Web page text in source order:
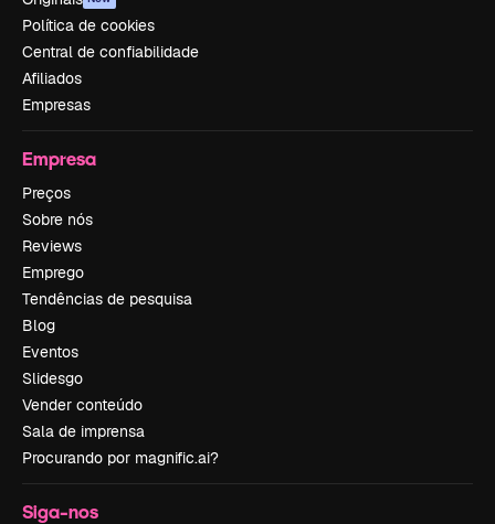
Política de cookies
Central de confiabilidade
Afiliados
Empresas
Empresa
Preços
Sobre nós
Reviews
Emprego
Tendências de pesquisa
Blog
Eventos
Slidesgo
Vender conteúdo
Sala de imprensa
Procurando por magnific.ai?
Siga-nos